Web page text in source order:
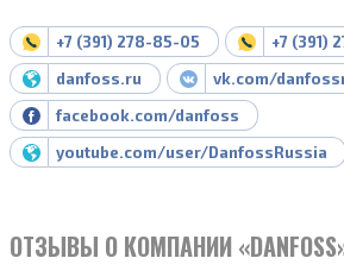
+7 (391) 278-85-05
+7 (391)
danfoss.ru
vk.com/
facebook.com/danfoss
youtube.com/user/DanfossRussia
ОТЗЫВЫ О КОМПАНИИ